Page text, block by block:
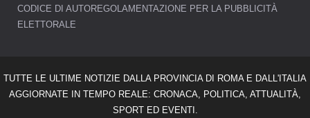
CODICE DI AUTOREGOLAMENTAZIONE PER LA PUBBLICITÀ
ELETTORALE
TUTTE LE ULTIME NOTIZIE DALLA PROVINCIA DI ROMA E DALL'ITALIA
AGGIORNATE IN TEMPO REALE: CRONACA, POLITICA, ATTUALITÀ,
SPORT ED EVENTI.